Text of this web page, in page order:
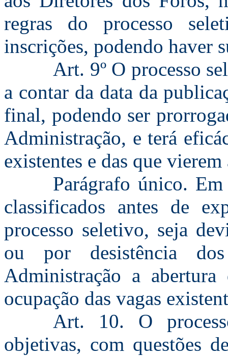
regras do processo
inscrições, podendo haver
Art. 9º O processo
a contar da data da
final, podendo ser
Administração, e terá
existentes e das que
Parágrafo único.
classificados antes de
processo seletivo, seja
ou por desistência
Administração a
ocupação das vagas
Art. 10. O
objetivas, com questões